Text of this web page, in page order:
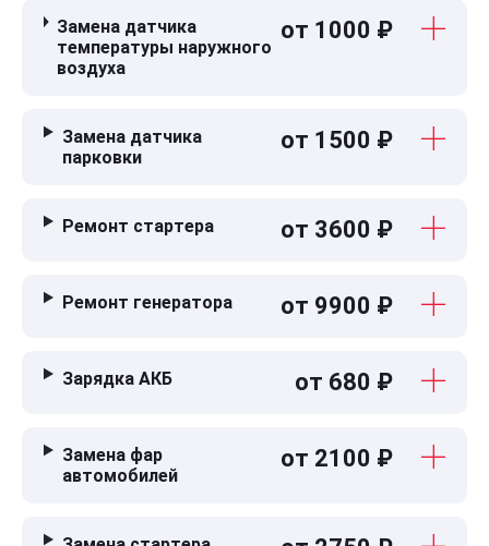
Замена датчика
температуры наружного
воздуха
от 1000 ₽
Замена датчика
парковки
от 1500 ₽
Ремонт стартера от 3600 ₽
Ремонт генератора от 9900 ₽
Зарядка АКБ от 680 ₽
Замена фар
автомобилей
от 2100 ₽